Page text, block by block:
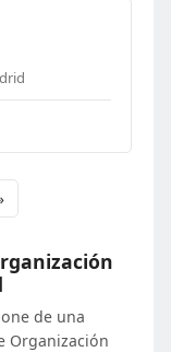
de una
Organización